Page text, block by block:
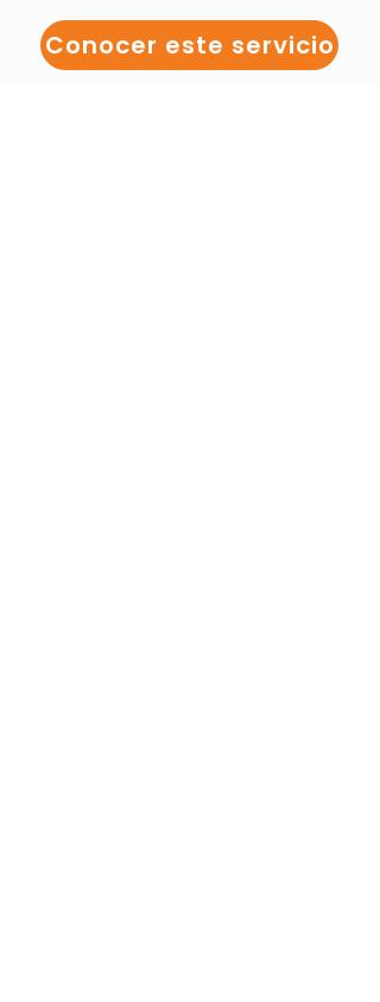
Conocer este servicio